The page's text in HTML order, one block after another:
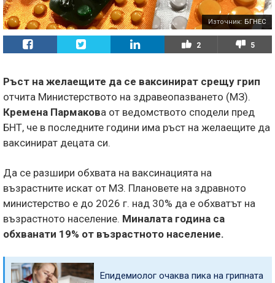
Източник: БГНЕС
2 5
Ръст на желаещите да се ваксинират срещу грип
отчита Министерството на здравеопазването (МЗ).
Кремена Пармакова от ведомството сподели пред
БНТ, че в последните години има ръст на желаещите да
ваксинират децата си.
Да се разшири обхвата на ваксинацията на
възрастните искат от МЗ. Плановете на здравното
министерство е до 2026 г. над 30% да е обхватът на
възрастното население. Миналата година са
обхванати 19% от възрастното население.
Епидемиолог очаква пика на грипната